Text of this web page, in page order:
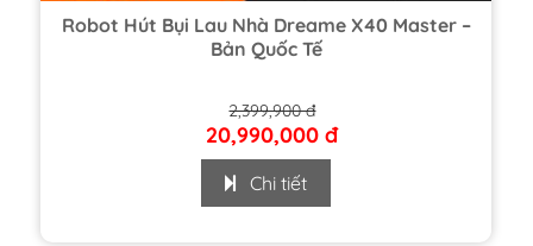
Robot Hút Bụi Lau Nhà Dreame X40 Master –
Bản Quốc Tế
2,399,900 đ
20,990,000 đ
Chi tiết